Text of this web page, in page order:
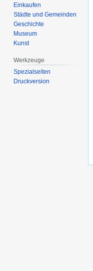
Einkaufen
Städte und Gemeinden
Geschichte
Museum
Kunst
Werkzeuge
Spezialseiten
Druckversion